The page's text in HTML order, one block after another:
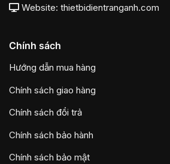
Website: thietbidientranganh.com
Chính sách
Hướng dẫn mua hàng
Chính sách giao hàng
Chính sách đổi trả
Chính sách bảo hành
Chính sách bảo mật